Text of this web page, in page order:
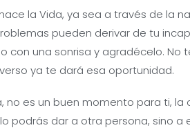
la Vida, ya sea a través de la
pueden derivar de tu
con una sonrisa y agradécelo. No
ya te dará esa oportunidad.
no es un buen momento para ti,
podrás dar a otra persona, sino a